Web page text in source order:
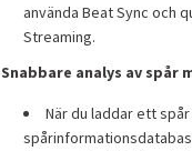
använda Beat Sync och
Streaming.
Snabbare analys av spår
När du laddar ett